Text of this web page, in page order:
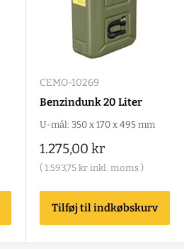
CEMO-10269
Benzindunk 20 Liter
U-mål: 350 x 170 x 495 mm
Salgspris
1.275,00 kr
( 1.593,75 kr inkl. moms )
Tilføj til indkøbskurv